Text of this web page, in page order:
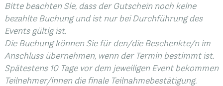
Bitte beachten Sie, dass der Gutschein noch keine
bezahlte Buchung und ist nur bei Durchführung des
Events gültig ist.
Die Buchung können Sie für den/die Beschenkte/n im
Anschluss übernehmen, wenn der Termin bestimmt ist.
Spätestens 10 Tage vor dem jeweiligen Event bekommen
Teilnehmer/innen die finale Teilnahmebestätigung.